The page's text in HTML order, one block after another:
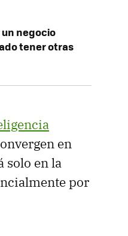
negocio
tener otras
en
solo en la
por